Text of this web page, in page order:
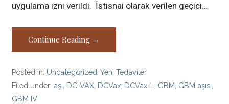
uygulama izni verildi. İstisnai olarak verilen geçici…
Continue Reading →
Posted in: Uncategorized ,Yeni Tedaviler
Filed under: aşı DC-VAX DCVax DCVax-L GBM GBM aşısı
GBM IV